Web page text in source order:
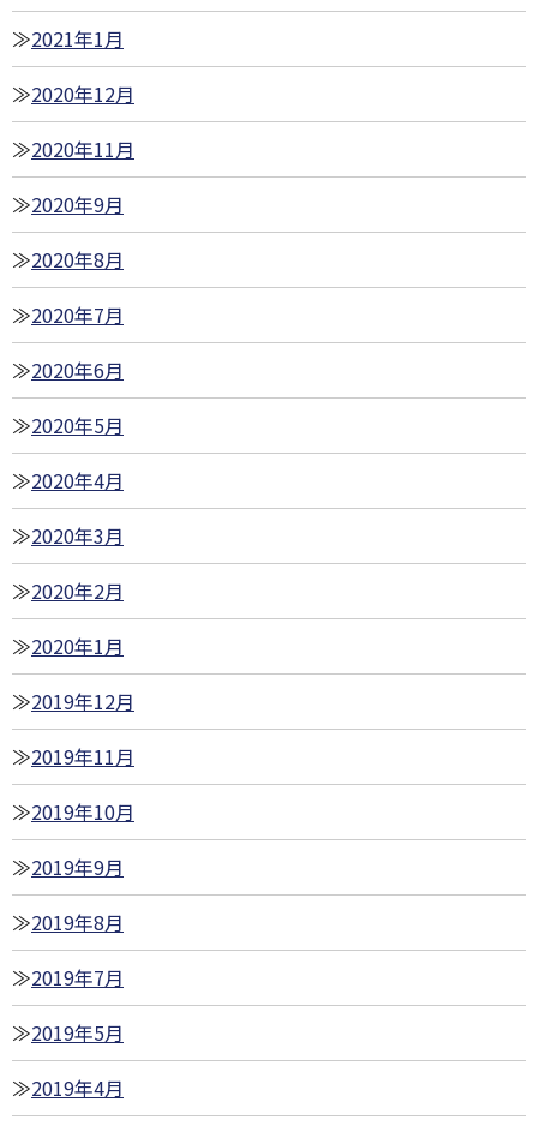
2021年1月
2020年12月
2020年11月
2020年9月
2020年8月
2020年7月
2020年6月
2020年5月
2020年4月
2020年3月
2020年2月
2020年1月
2019年12月
2019年11月
2019年10月
2019年9月
2019年8月
2019年7月
2019年5月
2019年4月